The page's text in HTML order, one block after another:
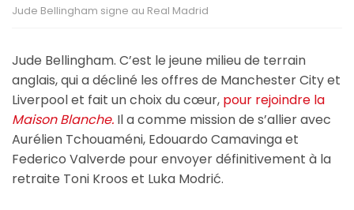
Jude Bellingham signe au Real Madrid
Jude Bellingham. C’est le jeune milieu de terrain
anglais, qui a décliné les offres de Manchester City et
Liverpool et fait un choix du cœur, pour rejoindre la
Maison Blanche. Il a comme mission de s’allier avec
Aurélien Tchouaméni, Edouardo Camavinga et
Federico Valverde pour envoyer définitivement à la
retraite Toni Kroos et Luka Modrić.